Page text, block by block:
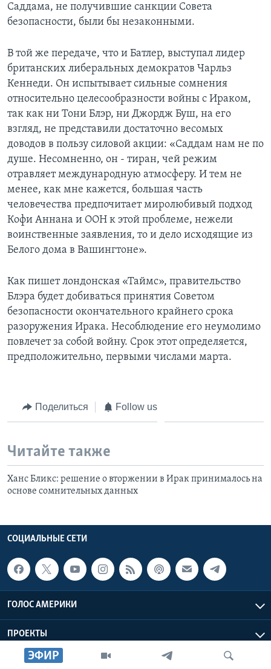
ЭФИР
Саддама, не получившие санкции Совета
безопасности, были бы незаконными.
В той же передаче, что и Батлер, выступал лидер
британских либеральных демократов Чарльз
Кеннеди. Он испытывает сильные сомнения
относительно целесообразности войны с Ираком,
так как ни Тони Блэр, ни Джордж Буш, на его
взгляд, не представили достаточно весомых
доводов в пользу силовой акции: «Саддам нам не по
душе. Несомненно, он - тиран, чей режим
отравляет международную атмосферу. И тем не
менее, как мне кажется, большая часть
человечества предпочитает миролюбивый подход
Кофи Аннана и ООН к этой проблеме, нежели
воинственные заявления, то и дело исходящие из
Белого дома в Вашингтоне».
Как пишет лондонская «Таймс», правительство
Блэра будет добиваться принятия Советом
безопасности окончательного крайнего срока
разоружения Ирака. Несоблюдение его неумолимо
повлечет за собой войну. Срок этот определяется,
предположительно, первыми числами марта.
Поделиться Follow us
Читайте также
Ханс Бликс: решение о вторжении в Ирак принималось на
основе сомнительных данных
СОЦИАЛЬНЫЕ СЕТИ
ГОЛОС АМЕРИКИ
ПРОЕКТЫ